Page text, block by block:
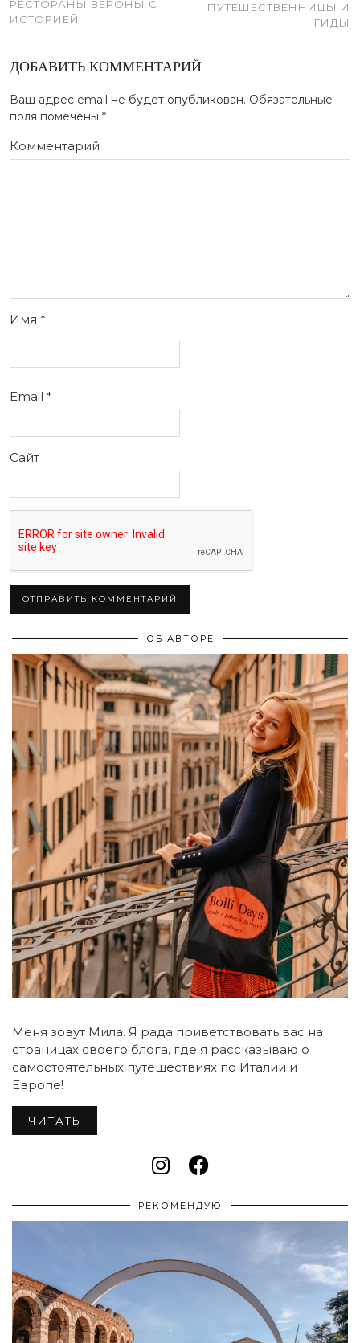
РЕСТОРАНЫ ВЕРОНЫ С
ИСТОРИЕЙ
ПУТЕШЕСТВЕННИЦЫ И
ГИДЫ
ДОБАВИТЬ КОММЕНТАРИЙ
Ваш адрес email не будет опубликован. Обязательные
поля помечены *
Комментарий
Имя *
Email *
Сайт
ОБ АВТОРЕ
Меня зовут Мила. Я рада приветствовать вас на
страницах своего блога, где я рассказываю о
самостоятельных путешествиях по Италии и
Европе!
ЧИТАТЬ
РЕКОМЕНДУЮ